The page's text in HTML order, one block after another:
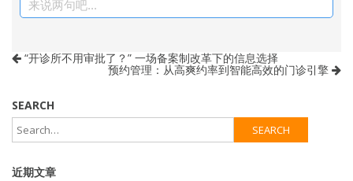
来说两句吧...
“开诊所不用审批了？” 一场备案制改革下的信息选择
预约管理：从高爽约率到智能高效的门诊引擎
SEARCH
近期文章